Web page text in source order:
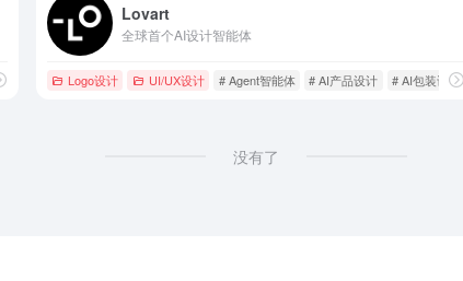
Lovart
全球首个AI设计智能体
Logo设计 UI/UX设计 # Agent智能体 # AI产品设计 # AI包装设计
没有了